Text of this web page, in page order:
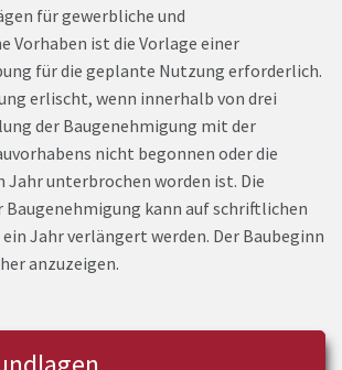
für gewerbliche und
Vorhaben ist die Vorlage einer
für die geplante Nutzung erforderlich.
erlischt, wenn innerhalb von drei
der Baugenehmigung mit der
nicht begonnen oder die
Jahr unterbrochen worden ist. Die
Baugenehmigung kann auf schriftlichen
Jahr verlängert werden. Der Baubeginn
anzuzeigen.